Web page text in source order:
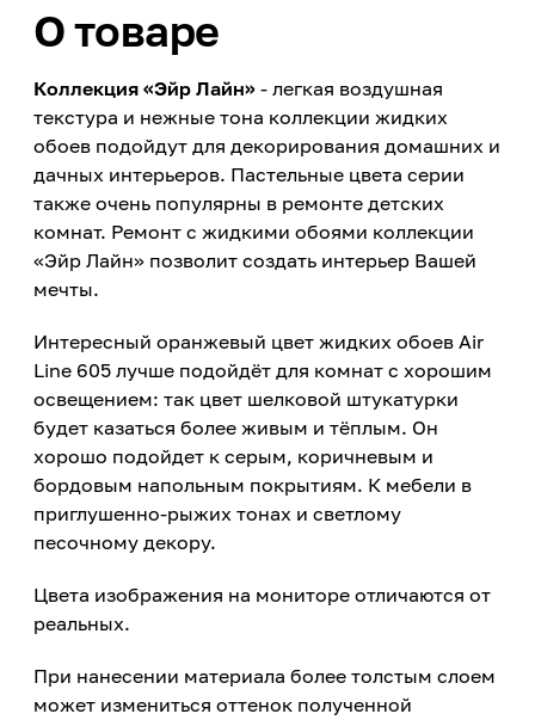
О товаре
Коллекция «Эйр Лайн» - легкая воздушная
текстура и нежные тона коллекции жидких
обоев подойдут для декорирования домашних и
дачных интерьеров. Пастельные цвета серии
также очень популярны в ремонте детских
комнат. Ремонт с жидкими обоями коллекции
«Эйр Лайн» позволит создать интерьер Вашей
мечты.
Интересный оранжевый цвет жидких обоев Air
Line 605 лучше подойдёт для комнат с хорошим
освещением: так цвет шелковой штукатурки
будет казаться более живым и тёплым. Он
хорошо подойдет к серым, коричневым и
бордовым напольным покрытиям. К мебели в
приглушенно-рыжих тонах и светлому
песочному декору.
Цвета изображения на мониторе отличаются от
реальных.
При нанесении материала более толстым слоем
может измениться оттенок полученной